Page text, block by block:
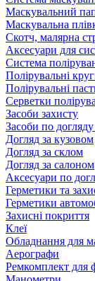
Маскувальний
Маскувальна
Скотч, малярна
Аксесуари для
Система
Полірувальні
Полірувальні
Серветки
Засоби захисту
Засоби по догляду
Догляд за кузовом
Догляд за склом
Догляд за салоном
Аксесуари по
Герметики та
Герметики
Захисні покриття
Клеї
Обладнання для
Аерографи
Ремкомплект для